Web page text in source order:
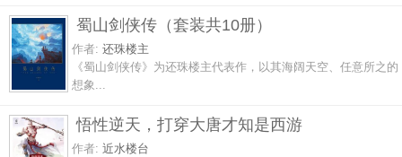
蜀山剑侠传（套装共10册）
作者: 还珠楼主
《蜀山剑侠传》为还珠楼主代表作，以其海阔天空、任意所之的
想象...
悟性逆天，打穿大唐才知是西游
作者: 近水楼台